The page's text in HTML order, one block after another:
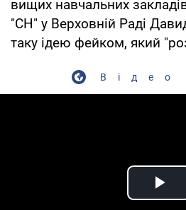
вищих навчальних
"СН" у Верховній Раді
таку ідею фейком, який